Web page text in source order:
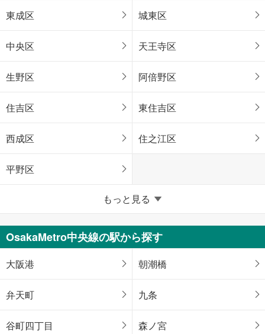
東成区 城東区
中央区 天王寺区
生野区 阿倍野区
住吉区 東住吉区
西成区 住之江区
平野区
堺区 中区
東区 西区
南区 北区
美原区
もっと見る
OsakaMetro中央線の駅から探す
大阪港 朝潮橋
弁天町 九条
谷町四丁目 森ノ宮